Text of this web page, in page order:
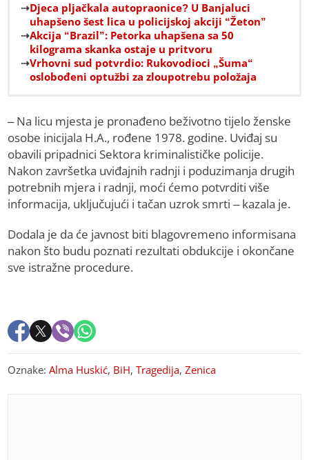
Djeca pljačkala autopraonice? U Banjaluci
uhapšeno šest lica u policijskoj akciji “Žeton”
Akcija “Brazil”: Petorka uhapšena sa 50
kilograma skanka ostaje u pritvoru
Vrhovni sud potvrdio: Rukovodioci „Šuma“
oslobođeni optužbi za zloupotrebu položaja
– Na licu mjesta je pronađeno beživotno tijelo ženske
osobe inicijala H.A., rođene 1978. godine. Uviđaj su
obavili pripadnici Sektora kriminalističke policije.
Nakon završetka uviđajnih radnji i poduzimanja drugih
potrebnih mjera i radnji, moći ćemo potvrditi više
informacija, uključujući i tačan uzrok smrti – kazala je.
Dodala je da će javnost biti blagovremeno informisana
nakon što budu poznati rezultati obdukcije i okončane
sve istražne procedure.
Oznake:Alma Huskić, BiH,Tragedija,Zenica